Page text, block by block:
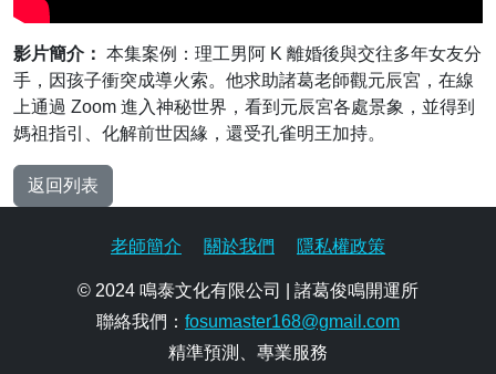
影片簡介： 本集案例：理工男阿 K 離婚後與交往多年女友分
手，因孩子衝突成導火索。他求助諸葛老師觀元辰宮，在線
上通過 Zoom 進入神秘世界，看到元辰宮各處景象，並得到
媽祖指引、化解前世因緣，還受孔雀明王加持。
返回列表
老師簡介 關於我們 隱私權政策
© 2024 鳴泰文化有限公司 | 諸葛俊鳴開運所
聯絡我們： fosumaster168@gmail.com
精準預測、專業服務